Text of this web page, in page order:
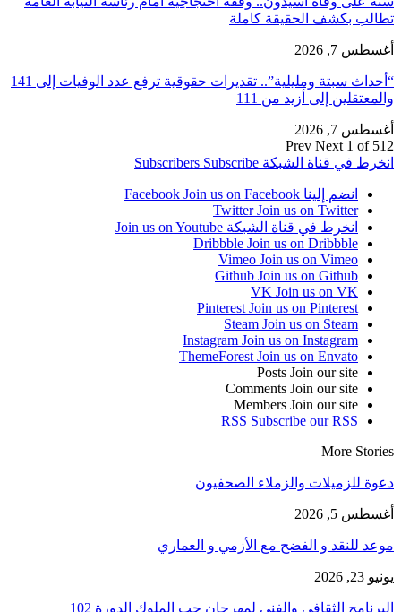
تطالب بكشف الحقيقة كاملة
أغسطس 7, 2026
“أحداث سبتة ومليلية”.. تقديرات حقوقية ترفع عدد الوفيات إلى 141
والمعتقلين إلى أزيد من 111
أغسطس 7, 2026
Prev Next 1 of 512
انخرط في قناة الشبكة
Subscribers Subscribe
انضم إلينا Facebook Join us on Facebook
Twitter Join us on Twitter
انخرط في قناة الشبكة Join us on Youtube
Dribbble Join us on Dribbble
Vimeo Join us on Vimeo
Github Join us on Github
VK Join us on VK
Pinterest Join us on Pinterest
Steam Join us on Steam
Instagram Join us on Instagram
ThemeForest Join us on Envato
Posts Join our site
Comments Join our site
Members Join our site
RSS Subscribe our RSS
More Stories
دعوة للزميلات والزملاء الصحفيون
أغسطس 5, 2026
موعد للنقد و الفضح مع الأزمي و العماري
يونيو 23, 2026
البرنامج الثقافي والفني لمهرجان حب الملوك الدورة 102